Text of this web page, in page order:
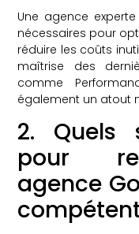
Une agence
nécessaires pour
réduire les coûts
maîtrise des
comme
également un atout
2. Quels
pour
agence